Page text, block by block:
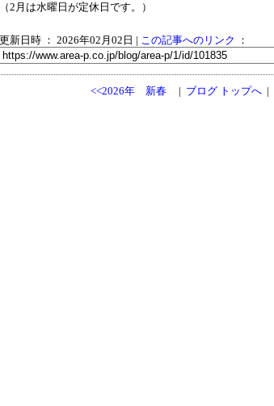
（2月は水曜日が定休日です。）
更新日時 ： 2026年02月02日 この記事へのリンク ：
<<2026年 新春 ブログ トップへ